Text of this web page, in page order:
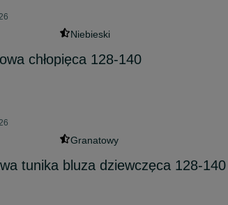
Niebieski
chłopięca 128-140
Granatowy
tunika bluza dziewczęca 128-140